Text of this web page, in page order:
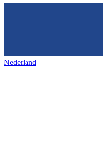
Nederland